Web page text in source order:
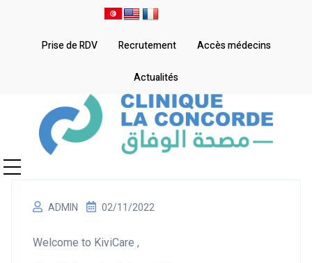
Prise de RDV Recrutement Accès médecins
Actualités
ADMIN 02/11/2022
Welcome to KiviCare ,